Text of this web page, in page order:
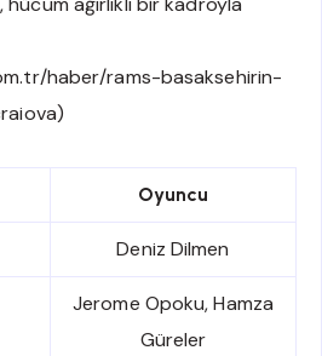
haber/rams-basaksehirin-
Oyuncu
Deniz Dilmen
Jerome Opoku, Hamza
Güreler